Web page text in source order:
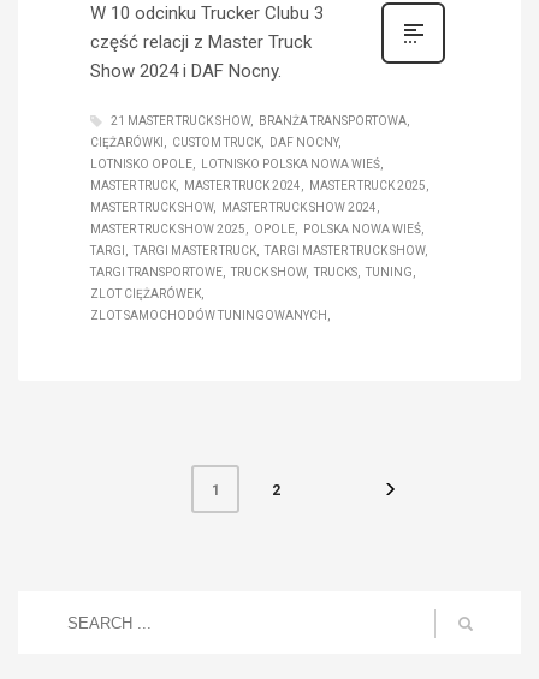
W 10 odcinku Trucker Clubu 3
część relacji z Master Truck
Show 2024 i DAF Nocny.
21 MASTER TRUCK SHOW
BRANŻA TRANSPORTOWA
CIĘŻARÓWKI
CUSTOM TRUCK
DAF NOCNY
LOTNISKO OPOLE
LOTNISKO POLSKA NOWA WIEŚ
MASTER TRUCK
MASTER TRUCK 2024
MASTER TRUCK 2025
MASTER TRUCK SHOW
MASTER TRUCK SHOW 2024
MASTER TRUCK SHOW 2025
OPOLE
POLSKA NOWA WIEŚ
TARGI
TARGI MASTER TRUCK
TARGI MASTER TRUCK SHOW
TARGI TRANSPORTOWE
TRUCK SHOW TRUCKS
TUNING
ZLOT CIĘŻARÓWEK
ZLOT SAMOCHODÓW TUNINGOWANYCH
1 2